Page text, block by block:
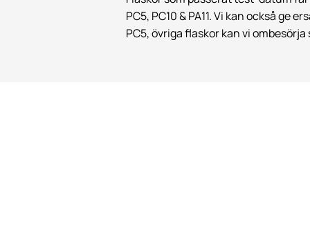
PC5, PC10 & PA11. Vi kan också
PC5, övriga flaskor kan vi